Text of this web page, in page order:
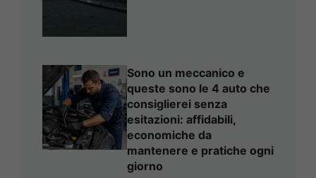
Sono un meccanico e
queste sono le 4 auto che
consiglierei senza
esitazioni: affidabili,
economiche da
mantenere e pratiche ogni
giorno